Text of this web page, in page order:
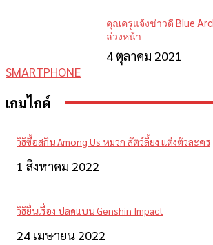
SMARTPHONE
คุณครูแจ้งข่าวดี Blue
ล่วงหน้า
4 ตุลาคม 2021
เกมไกด์
วิธีซื้อสกิน Among Us หมวก สัตว์ลี้ยง แต่งตัวละคร
1 สิงหาคม 2022
วิธียื่นเรื่อง ปลดแบน Genshin Impact
24 เมษายน 2022